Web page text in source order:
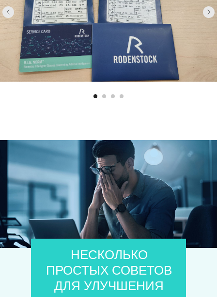
НЕСКОЛЬКО
ПРОСТЫХ СОВЕТОВ
ДЛЯ УЛУЧШЕНИЯ